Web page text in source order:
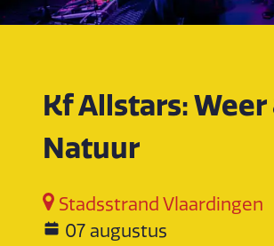
Kf Allstars: Weer
Natuur
Stadsstrand Vlaardingen
07 augustus